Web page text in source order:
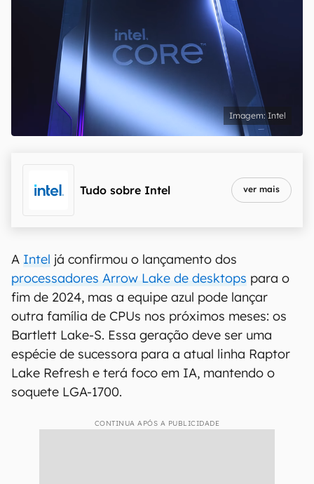
Intel
Tudo sobre Intel ver mais
A Intel já confirmou o lançamento dos
processadores Arrow Lake de desktops para o
fim de 2024, mas a equipe azul pode lançar
outra família de CPUs nos próximos meses: os
Bartlett Lake-S. Essa geração deve ser uma
espécie de sucessora para a atual linha Raptor
Lake Refresh e terá foco em IA, mantendo o
soquete LGA-1700.
CONTINUA APÓS A PUBLICIDADE